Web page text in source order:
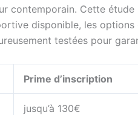
contemporain. Cette
disponible, les
testées pour
Prime d’inscription
jusqu’à 130€